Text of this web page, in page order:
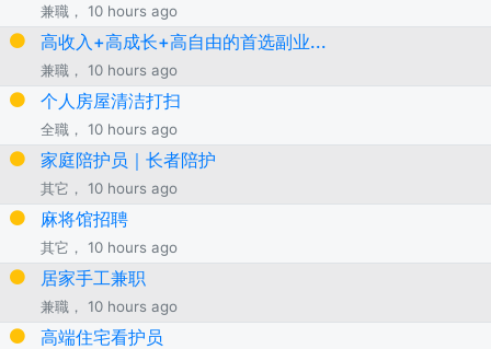
兼職， 10 hours ago
高收入+高成长+高自由的首选副业...
兼職， 10 hours ago
个人房屋清洁打扫
全職， 10 hours ago
家庭陪护员｜长者陪护
其它， 10 hours ago
麻将馆招聘
其它， 10 hours ago
居家手工兼职
兼職， 10 hours ago
高端住宅看护员